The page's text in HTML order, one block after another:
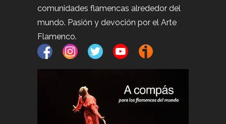
comunidades flamencas alrededor del
mundo. Pasión y devoción por el Arte
Flamenco.